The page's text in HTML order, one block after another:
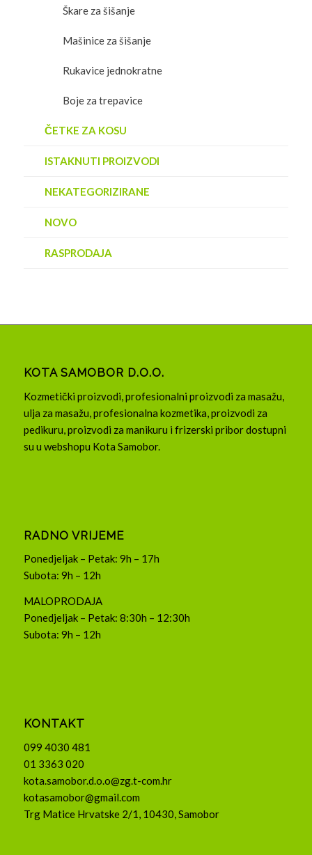
Škare za šišanje
Mašinice za šišanje
Rukavice jednokratne
Boje za trepavice
ČETKE ZA KOSU
ISTAKNUTI PROIZVODI
NEKATEGORIZIRANE
NOVO
RASPRODAJA
KOTA SAMOBOR D.O.O.
Kozmetički proizvodi, profesionalni proizvodi za masažu,
ulja za masažu, profesionalna kozmetika, proizvodi za
pedikuru, proizvodi za manikuru i frizerski pribor dostupni
su u webshopu Kota Samobor.
RADNO VRIJEME
Ponedjeljak – Petak: 9h – 17h
Subota: 9h – 12h
MALOPRODAJA
Ponedjeljak – Petak: 8:30h – 12:30h
Subota: 9h – 12h
KONTAKT
099 4030 481
01 3363 020
kota.samobor.d.o.o@zg.t-com.hr
kotasamobor@gmail.com
Trg Matice Hrvatske 2/1, 10430, Samobor